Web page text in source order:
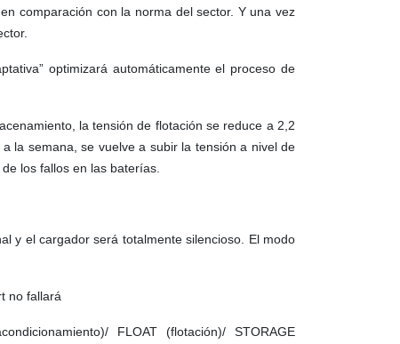
comparación con la norma del sector. Y una vez
optimizará automáticamente el proceso de
la tensión de flotación se reduce a 2,2
la semana, se vuelve a subir la tensión a nivel de
los fallos en las baterías.
y el cargador será totalmente silencioso. El modo
no fallará
FLOAT (flotación)/ STORAGE